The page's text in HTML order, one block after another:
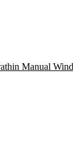
Manual